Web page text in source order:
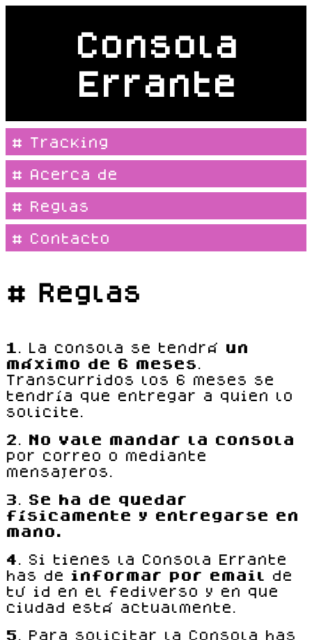
Consola
Errante
# Tracking
# Acerca de
# Reglas
# Contacto
# Reglas
1 . La consola se tendrá
un
máximo de 6 meses
Transcurridos los 6 meses se
tendría que entregar a quien lo
solicite.
2
No vale mandar la consola
por correo o mediante
mensajeros.
3
Se ha de quedar
físicamente y entregarse en
mano.
4
. Si tienes la Consola Errante
has de
informar por email
de
tú id en el fediverso y en que
ciudad está actualmente.
5
. Para solicitar la Consola has